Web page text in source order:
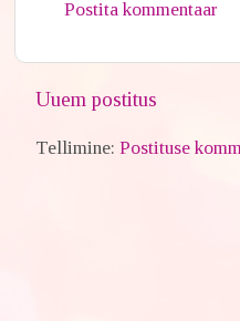
Postita kommentaar
Uuem postitus
Tellimine:Postituse